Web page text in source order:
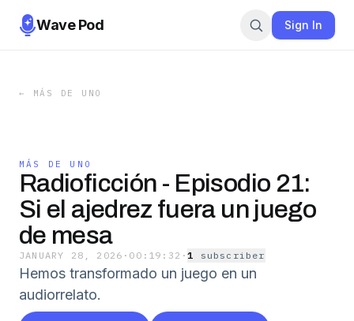
Wave Pod Sign In
← MÁS DE UNO
MÁS DE UNO
Radioficción - Episodio 21:
Si el ajedrez fuera un juego
de mesa
JANUARY 28, 2026 · 00:19:32 ·1 subscriber
Hemos transformado un juego en un
audiorrelato.